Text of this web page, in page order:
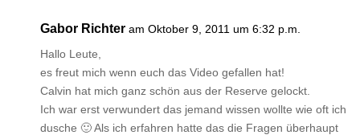
Gabor Richter am Oktober 9, 2011 um 6:32 p.m.
Hallo Leute,
es freut mich wenn euch das Video gefallen hat!
Calvin hat mich ganz schön aus der Reserve gelockt.
Ich war erst verwundert das jemand wissen wollte wie oft ich
dusche 🙂 Als ich erfahren hatte das die Fragen überhaupt